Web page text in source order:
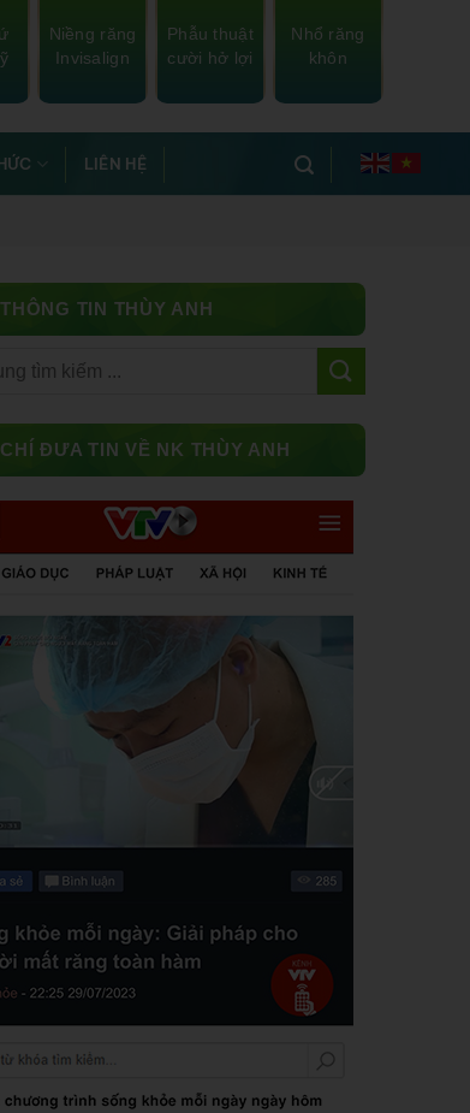
Niềng răng
Invisalign
Phẫu thuật
cười hở lợi
Nhổ răng
khôn
LIÊN HỆ
TIN THÙY ANH
ĐƯA TIN VỀ NK THÙY ANH